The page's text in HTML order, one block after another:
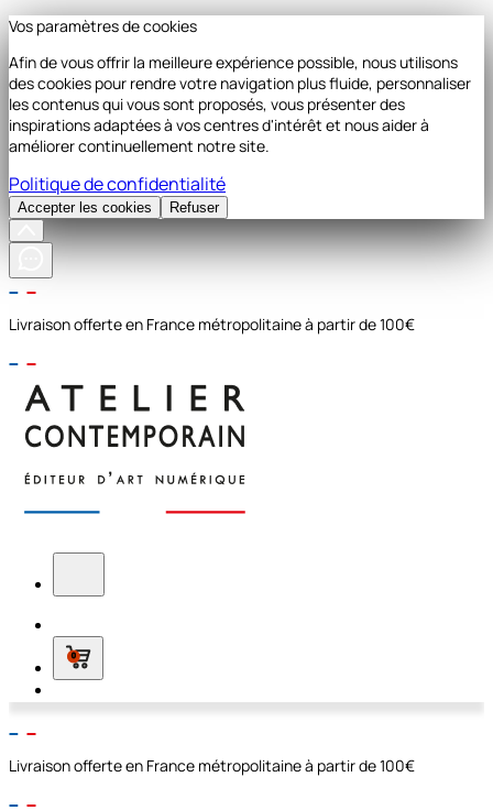
Vos paramètres de cookies
Afin de vous offrir la meilleure expérience possible, nous utilisons
des cookies pour rendre votre navigation plus fluide, personnaliser
les contenus qui vous sont proposés, vous présenter des
inspirations adaptées à vos centres d'intérêt et nous aider à
améliorer continuellement notre site.
Politique de confidentialité
Accepter les cookies Refuser
Livraison offerte en France métropolitaine à partir de 100€
0
Livraison offerte en France métropolitaine à partir de 100€